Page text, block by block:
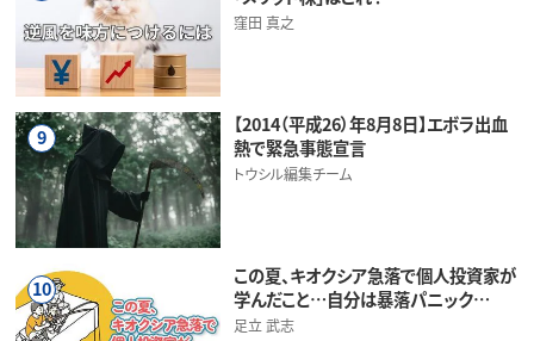
窪田 真之
9
【2014（平成26）年8月8日】エボラ出血
熱で緊急事態宣言
トウシル編集チーム
10
この夏、キオクシア急落で個人投資家が
学んだこと…自分は暴落パニック…
足立 武志